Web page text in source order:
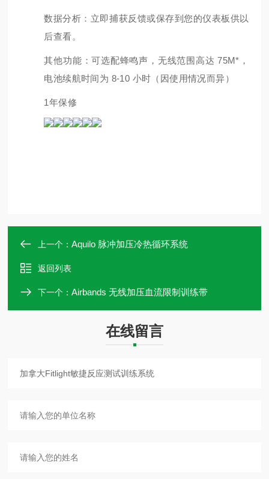
数据分析：立即捕获反馈或保存到您的仪表板供以
后查看。
其他功能：可选配蜂鸣声，无线范围高达 75M*，
电池续航时间为 8-10 小时（因使用情况而异）
1年保修
上一个：Aquilo 脉冲加压冷热循环系统
返回列表
下一个：Airbands 无线加压血流限制训练带
在线留言